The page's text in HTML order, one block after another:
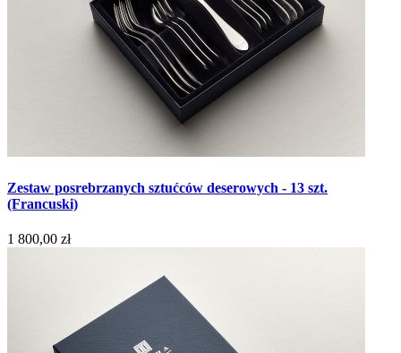
Zestaw posrebrzanych sztućców deserowych - 13 szt.
(Francuski)
1 800,00 zł